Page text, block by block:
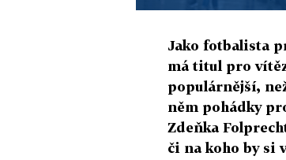
Jako fotbalista
má titul pro
populárnější,
něm pohádky
Zdeňka
či na koho by si